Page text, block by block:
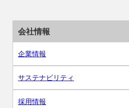
会社情報
企業情報
サステナビリティ
採用情報